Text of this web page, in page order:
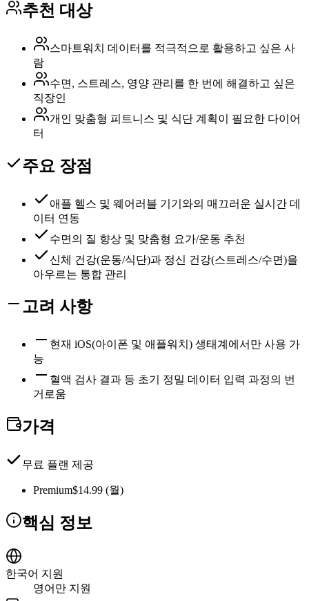
추천 대상
스마트워치 데이터를 적극적으로 활용하고 싶은 사
람
수면, 스트레스, 영양 관리를 한 번에 해결하고 싶은
직장인
개인 맞춤형 피트니스 및 식단 계획이 필요한 다이어
터
주요 장점
애플 헬스 및 웨어러블 기기와의 매끄러운 실시간 데
이터 연동
수면의 질 향상 및 맞춤형 요가/운동 추천
신체 건강(운동/식단)과 정신 건강(스트레스/수면)을
아우르는 통합 관리
고려 사항
현재 iOS(아이폰 및 애플워치) 생태계에서만 사용 가
능
혈액 검사 결과 등 초기 정밀 데이터 입력 과정의 번
거로움
가격
무료 플랜 제공
Premium$14.99 (월)
핵심 정보
한국어 지원
영어만 지원